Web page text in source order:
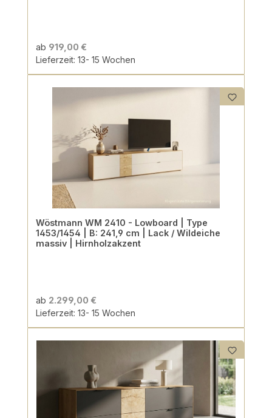
ab 919,00 €
Lieferzeit: 13- 15 Wochen
Wöstmann WM 2410 - Lowboard | Type
1453/1454 | B: 241,9 cm | Lack / Wildeiche
massiv | Hirnholzakzent
ab 2.299,00 €
Lieferzeit: 13- 15 Wochen